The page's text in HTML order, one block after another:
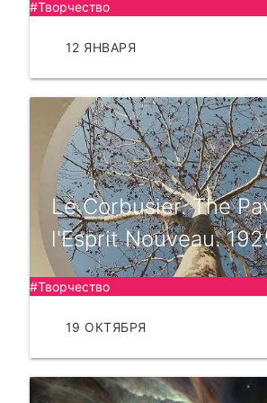
#Творчество
12 ЯНВАРЯ
Le Corbusier. The
l'Esprit Nouveau.
#Творчество
19 ОКТЯБРЯ